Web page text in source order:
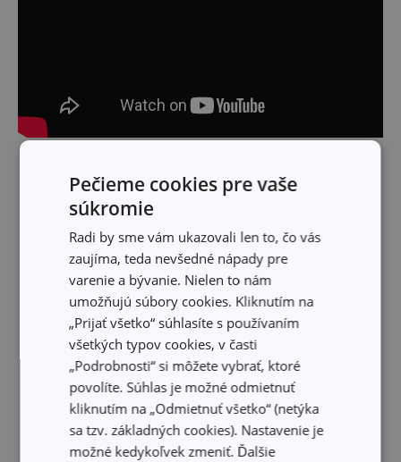
Pečieme cookies pre vaše
súkromie
Radi by sme vám ukazovali len to, čo vás
zaujíma, teda nevšedné nápady pre
varenie a bývanie. Nielen to nám
umožňujú súbory cookies. Kliknutím na
„Prijať všetko“ súhlasíte s používaním
všetkých typov cookies, v časti
„Podrobnosti“ si môžete vybrať, ktoré
povolíte. Súhlas je možné odmietnuť
kliknutím na „Odmietnuť všetko“ (netýka
sa tzv. základných cookies). Nastavenie je
možné kedykoľvek zmeniť. Ďalšie